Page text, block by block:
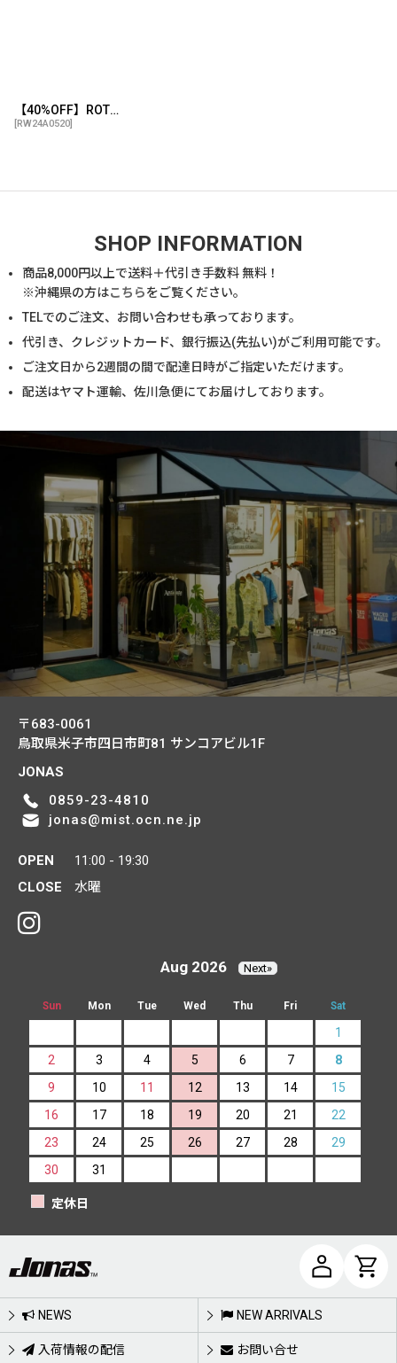
【40%OFF】ROTTWEILER/RW PAINTED PARKA（BLACK）［ペイント加工パーカー-24秋冬］
[RW24A0520]
SHOP INFORMATION
商品8,000円以上で送料＋代引き手数料 無料！
※沖縄県の方はこちらをご覧ください。
TELでのご注文、お問い合わせも承っております。
代引き、クレジットカード、銀行振込(先払い)がご利用可能です。
ご注文日から2週間の間で配達日時がご指定いただけます。
配送はヤマト運輸、佐川急便にてお届けしております。
〒683-0061
鳥取県米子市四日市町81 サンコアビル1F
JONAS
0859-23-4810
jonas@mist.ocn.ne.jp
OPEN
11:00 - 19:30
CLOSE
水曜
Aug 2026 Next»
Sun Mon Tue Wed Thu Fri Sat
1
2
3 4 5 6 7
8
9
10 11 12 13 14
15
16
17 18 19 20 21
22
23
24 25 26 27 28
29
30
31
定休日
NEWS NEW ARRIVALS
入荷情報の配信 お問い合せ